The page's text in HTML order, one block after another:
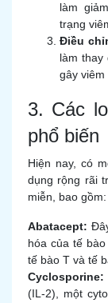
làm
trạng
Điều
làm thay
gây viêm
3. Các
phổ biến
Hiện nay, có
dụng rộng rãi
miễn, bao gồm:
Abatacept:
hóa của tế
tế bào T và tế
Cyclosporine:
(IL-2), một